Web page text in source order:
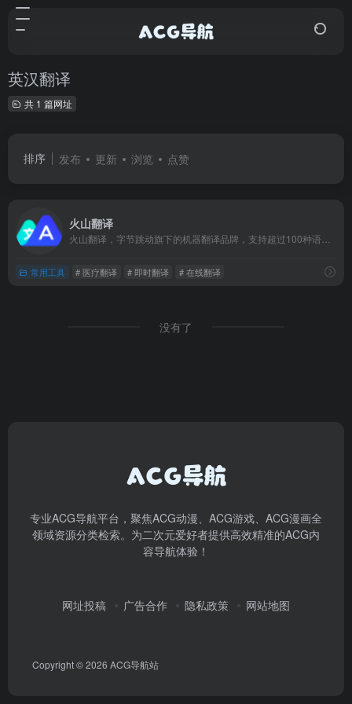
英汉翻译
共 1 篇网址
排序 发布 更新 浏览 点赞
火山翻译
常用工具 # 医疗翻译 # 即时翻译 # 在线翻译
没有了
专业ACG导航平台，聚焦ACG动漫、ACG游戏、ACG漫画全
领域资源分类检索。为二次元爱好者提供高效精准的ACG内
容导航体验！
网址投稿 广告合作 隐私政策 网站地图
Copyright © 2026 ACG导航站